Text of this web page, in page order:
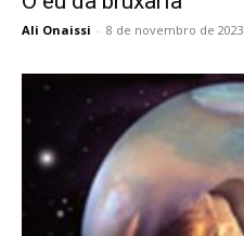
Ali Onaissi - 8 de novembro de 2023